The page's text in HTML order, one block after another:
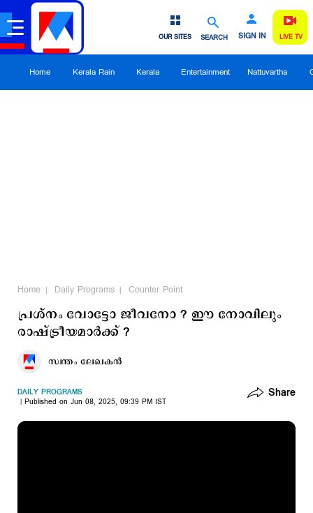
SEARCH SIGN IN
OUR SITES LIVE TV
Home Kerala Rain Kerala Entertainment Nattuvartha
Home Daily Programs Counter Point
പ്രശ്നം വോട്ടോ ജീവനോ ? ഈ നോവിലും
രാഷ്ട്രീയമാര്‍ക്ക് ?
സ്വന്തം ലേഖകൻ
DAILY PROGRAMS
Published on Jun 08, 2025, 09:39 PM IST
Share